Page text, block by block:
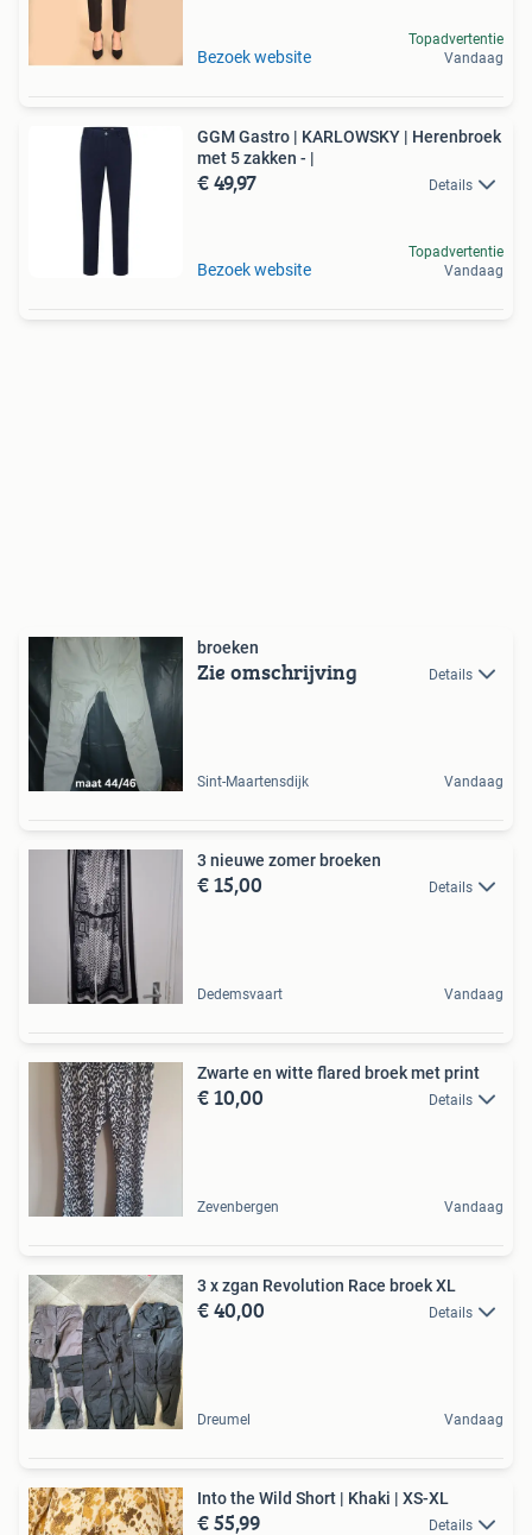
Bezoek website
Topadvertentie
Vandaag
GGM Gastro | KARLOWSKY | Herenbroek
met 5 zakken - |
€ 49,97 Details
Bezoek website
Topadvertentie
Vandaag
broeken
Zie omschrijving Details
Sint-Maartensdijk Vandaag
3 nieuwe zomer broeken
€ 15,00 Details
Dedemsvaart Vandaag
Zwarte en witte flared broek met print
€ 10,00 Details
Zevenbergen Vandaag
3 x zgan Revolution Race broek XL
€ 40,00 Details
Dreumel Vandaag
Into the Wild Short | Khaki | XS-XL
€ 55,99 Details